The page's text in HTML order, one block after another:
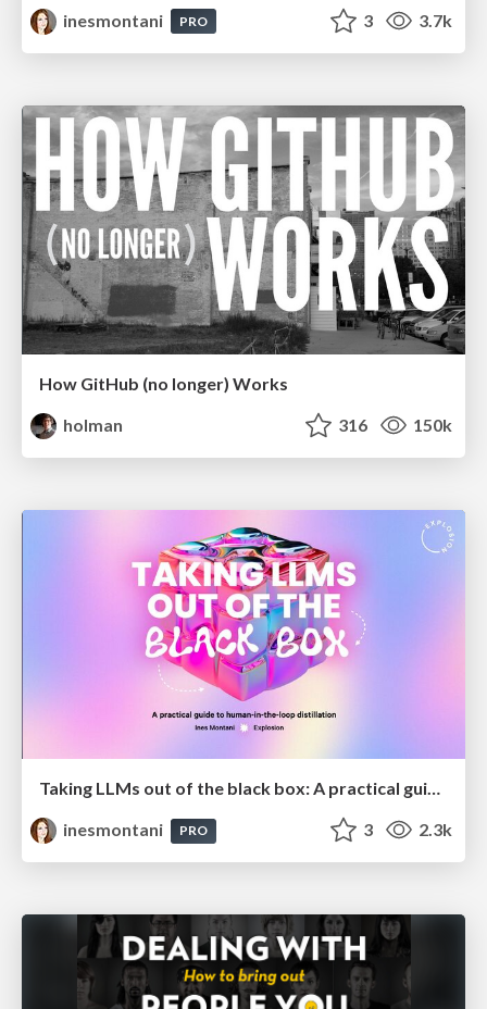
inesmontani
PRO 3 3.7k
How GitHub (no longer) Works
holman
316 150k
Taking LLMs out of the black box: A practical guide to human-in-the-loop distillation
inesmontani
PRO 3 2.3k